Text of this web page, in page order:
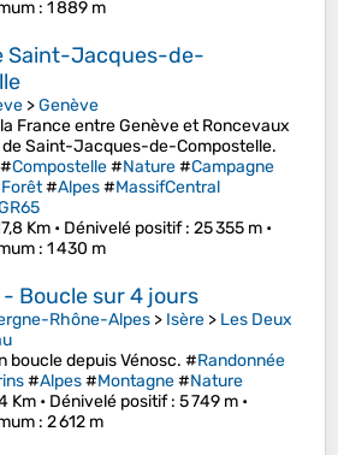
: 1 889 m
Saint-Jacques-de-
>Genève
France entre Genève et Roncevaux
de Saint-Jacques-de-Compostelle.
#Compostelle#Nature#Campagne
Forêt#Alpes#MassifCentral
Km • Dénivelé positif: 25 355 m •
: 1 430 m
- Boucle sur 4 jours
Rhône-Alpes > Isère > Les Deux
boucle depuis Vénosc. #Randonnée
#Alpes#Montagne#Nature
Km • Dénivelé positif: 5 749 m •
: 2 612 m